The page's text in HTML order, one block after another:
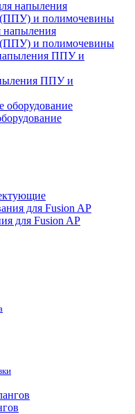
напыления
(ППУ) и полимочевины
ППУ и
для Fusion AP